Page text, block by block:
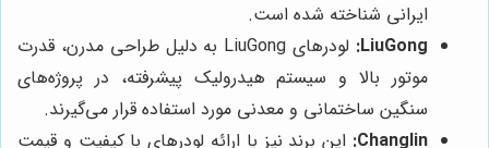
ایرانی شناخته شده است.
LiuGong:
لودرهای LiuGong به دلیل طراحی مدرن، قدرت
موتور بالا و سیستم هیدرولیک پیشرفته، در پروژه‌های
سنگین ساختمانی و معدنی مورد استفاده قرار می‌گیرند.
Changlin: این برند نیز با ارائه لودرهای با کیفیت و قیمت